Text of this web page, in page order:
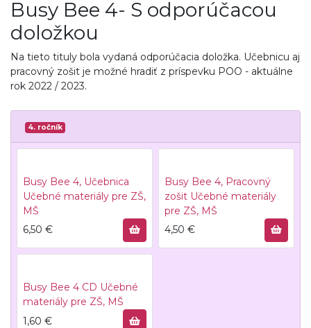
Busy Bee 4- S odporúčacou
doložkou
Na tieto tituly bola vydaná odporúčacia doložka. Učebnicu aj
pracovný zošit je možné hradiť z príspevku POO - aktuálne
rok 2022 / 2023.
4. ročník
Busy Bee 4, Učebnica
Učebné materiály pre ZŠ,
MŠ
6,50 €
Busy Bee 4, Pracovný
zošit Učebné materiály
pre ZŠ, MŠ
4,50 €
Busy Bee 4 CD Učebné
materiály pre ZŠ, MŠ
1,60 €